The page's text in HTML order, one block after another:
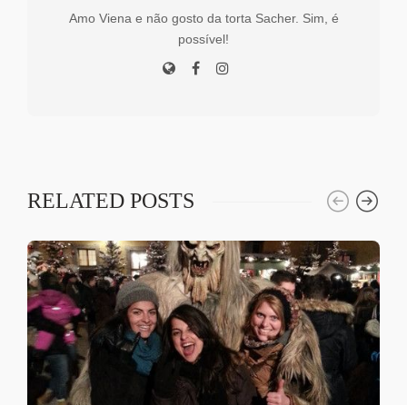
Amo Viena e não gosto da torta Sacher. Sim, é
possível!
RELATED POSTS